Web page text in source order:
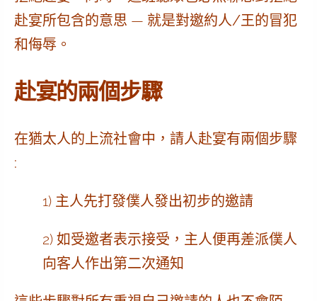
赴宴所包含的意思 — 就是對邀約人/王的冒犯
和侮辱 。
赴宴的兩個步驟
在猶太人的上流社會中， 請人赴宴有兩個步驟
:
1) 主人先打發僕人發出初步的邀請
2) 如受邀者表示接受，主人便再差派僕人
向客人作出第二次通知